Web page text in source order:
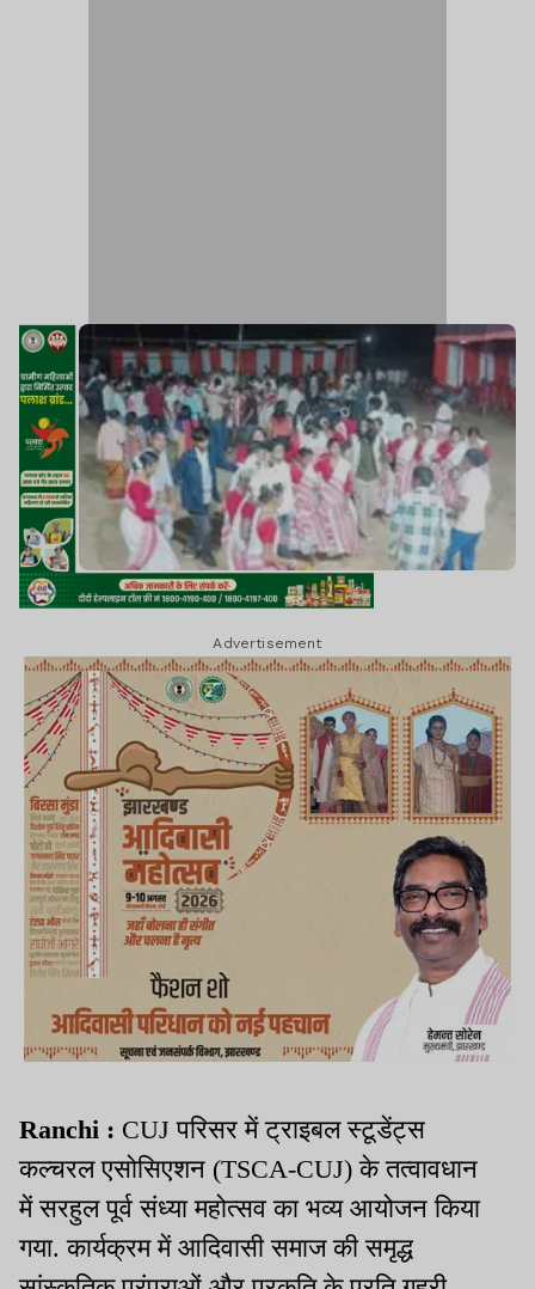
Advertisement
Ranchi : CUJ परिसर में ट्राइबल स्टूडेंट्स
कल्चरल एसोसिएशन (TSCA-CUJ) के तत्वावधान
में सरहुल पूर्व संध्या महोत्सव का भव्य आयोजन किया
गया. कार्यक्रम में आदिवासी समाज की समृद्ध